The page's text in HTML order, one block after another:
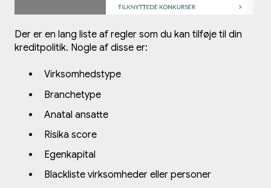
Der er en lang liste af regler som du kan tilføje til din
kreditpolitik. Nogle af disse er:
Virksomhedstype
Branchetype
Anatal ansatte
Risika score
Egenkapital
Blackliste virksomheder eller personer